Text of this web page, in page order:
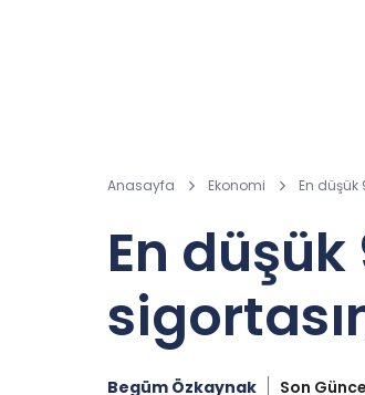
Anasayfa Ekonomi En düşük
En düşük
Begüm Özkaynak Son